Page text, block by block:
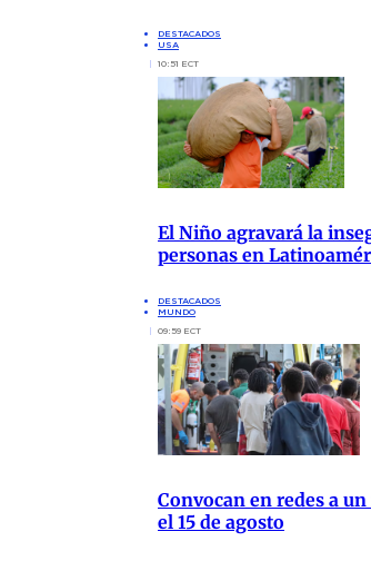
DESTACADOS
USA
10:51 ECT
El Niño agravará la
personas en
DESTACADOS
MUNDO
09:59 ECT
Convocan en redes a
el 15 de agosto